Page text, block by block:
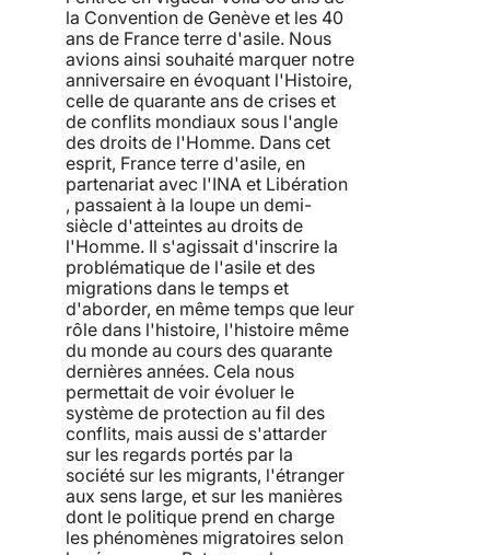
la Convention de Genève et les 40
ans de France terre d'asile. Nous
avions ainsi souhaité marquer notre
anniversaire en évoquant l'Histoire,
celle de quarante ans de crises et
de conflits mondiaux sous l'angle
des droits de l'Homme. Dans cet
esprit, France terre d'asile, en
partenariat avec l'INA et Libération
, passaient à la loupe un demi-
siècle d'atteintes au droits de
l'Homme. Il s'agissait d'inscrire la
problématique de l'asile et des
migrations dans le temps et
d'aborder, en même temps que leur
rôle dans l'histoire, l'histoire même
du monde au cours des quarante
dernières années. Cela nous
permettait de voir évoluer le
système de protection au fil des
conflits, mais aussi de s'attarder
sur les regards portés par la
société sur les migrants, l'étranger
aux sens large, et sur les manières
dont le politique prend en charge
les phénomènes migratoires selon